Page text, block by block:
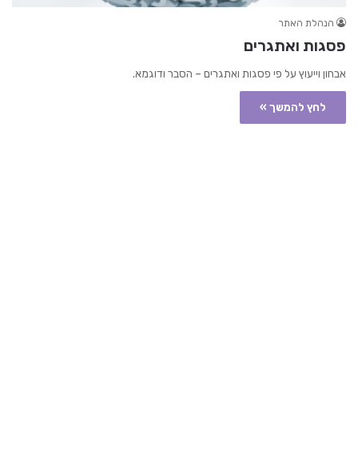
הנהלת האתר
פסגות ואתגרים
אבחון וייעוץ על פי פסגות ואתגרים – הסבר ודוגמא.
לחץ להמשך »